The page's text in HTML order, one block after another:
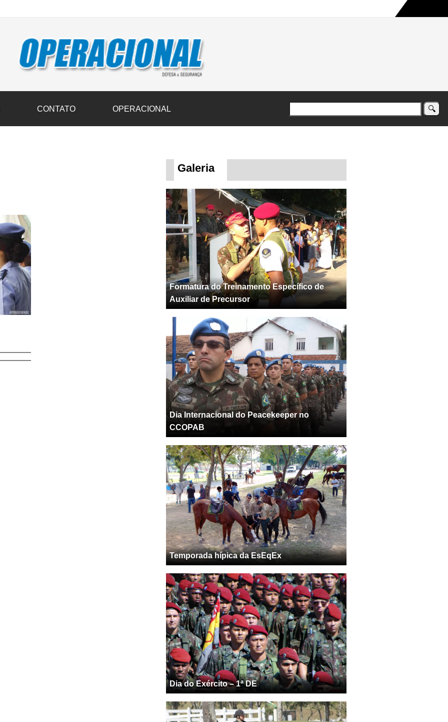
transportam 3,6 mil toneladas de donativos ao Rio Grande do Sul na maior campanha humanitária já registrada no país
CONTATO OPERACIONAL
Galeria
Formatura do Treinamento Específico de
Auxiliar de Precursor
Dia Internacional do Peacekeeper no
CCOPAB
Temporada hípica da EsEqEx
Dia do Exército – 1ª DE